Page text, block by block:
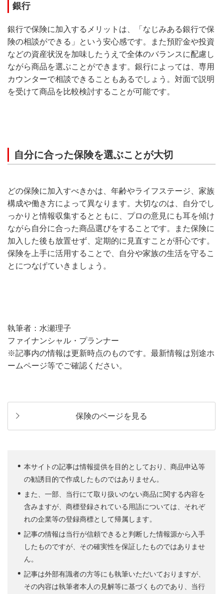
銀行
銀行で保険に加入するメリットは、「なじみある銀行で保
険の相談ができる」という安心感です。また預貯金や投資
などの資産状況を加味したうえで全体のバランスに配慮し
ながら商品を選ぶことができます。銀行によっては、専用
カウンターで相談できることもあるでしょう。対面で説明
を受けて商品を比較検討することが可能です。
自分に合った保険を選ぶことが大切
どの保険に加入すべきかは、年齢やライフステージ、家族
構成や働き方によって異なります。大切なのは、自分でし
っかりと情報収集するとともに、プロの意見にも耳を傾け
ながら自分に合った商品選びをすることです。また保険に
加入した後も放置せず、定期的に見直すことが肝心です。
保険を上手に活用することで、自分や家族の生活を守るこ
とにつなげていきましょう。
執筆者：水瀬理子
ファイナンシャル・プランナー
※記事内の情報は更新時点のものです。最新情報は別途ホ
ームページ等でご確認ください。
保険のページを見る
本サイトの記事は情報提供を目的としており、商品申込等
の勧誘目的で作成したものではありません。
また、一部、当行にて取り扱いのない商品に関する内容を
含みますが、商標登録されている用語については、それぞ
れの企業等の登録商標として帰属します。
記事の情報は当行が信頼できると判断した情報源から入手
したものですが、その確実性を保証したものではありませ
ん。
記事は外部有識者の方等にも執筆いただいておりますが、
その内容は執筆者本人の見解等に基づくものであり、当行